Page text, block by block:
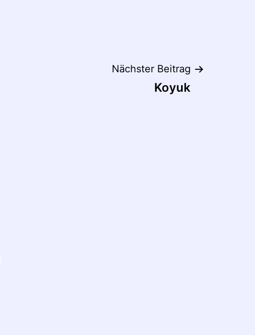
Nächster Beitrag
Koyuk